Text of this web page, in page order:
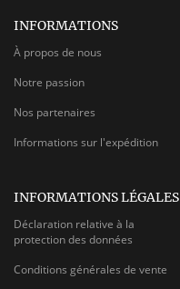
INFORMATIONS
À propos de nous
Notre passion
Nos partenaires
Informations sur l'expédition
INFORMATIONS LÉGALES
Déclaration relative à la
protection des données
Conditions générales de vente